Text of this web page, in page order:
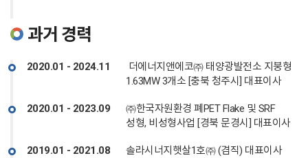
과거 경력
2020.01 - 2024.11
더에너지앤에코㈜ 태양광발전소 지붕형
1.63MW 3개소 [충북 청주시] 대표이사
2020.01 - 2023.09
㈜한국자원환경 폐PET Flake 및 SRF
성형, 비성형사업 [경북 문경시] 대표이사
2019.01 - 2021.08
솔라시너지햇살1호㈜ (겸직) 대표이사